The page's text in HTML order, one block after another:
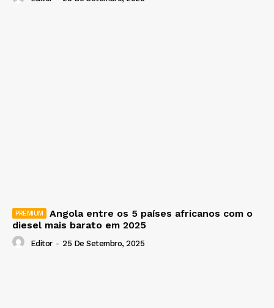
Angola entre os 5 países africanos com o
diesel mais barato em 2025
Editor - 25 De Setembro, 2025